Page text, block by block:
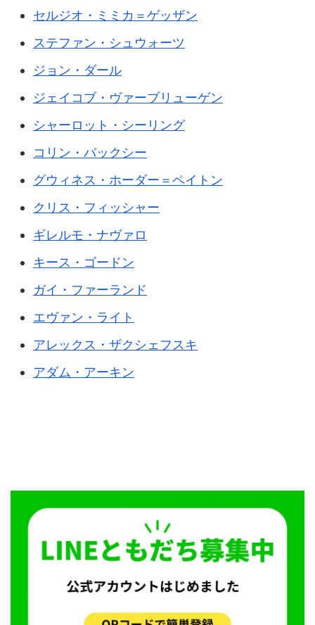
セルジオ・ミミカ＝ゲッザン
ステファン・シュウォーツ
ジョン・ダール
ジェイコブ・ヴァーブリューゲン
シャーロット・シーリング
コリン・バックシー
グウィネス・ホーダー＝ペイトン
クリス・フィッシャー
ギレルモ・ナヴァロ
キース・ゴードン
ガイ・ファーランド
エヴァン・ライト
アレックス・ザクシェフスキ
アダム・アーキン